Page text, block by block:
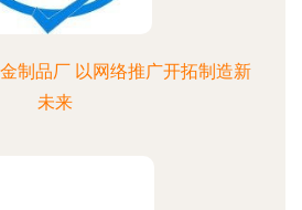
制品厂 以网络推广开拓制造新
未来